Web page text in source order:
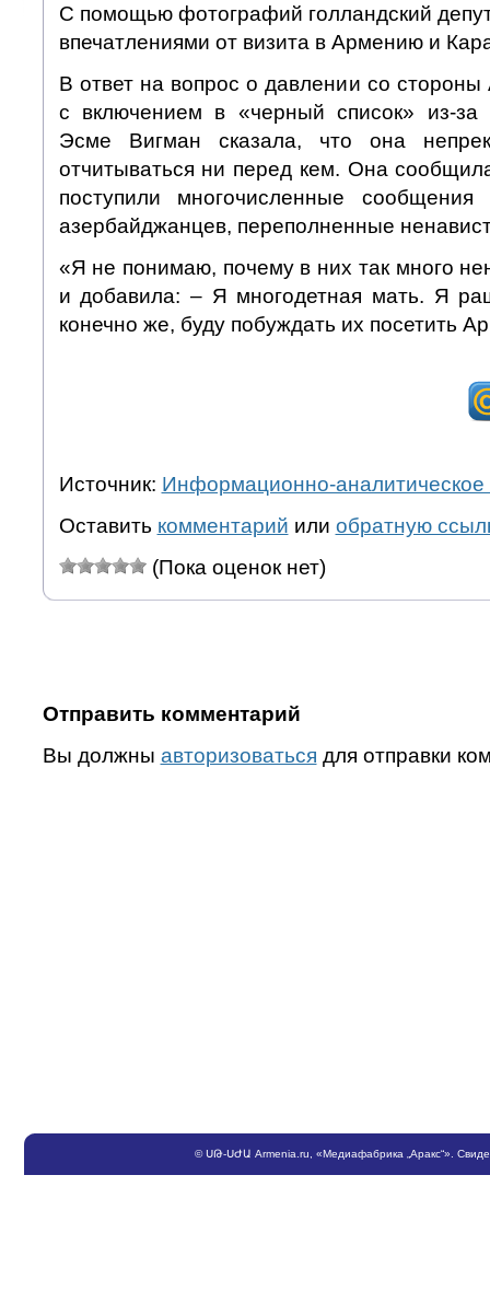
С помощью фотографий голландский
впечатлениями от визита в Армению и
В ответ на вопрос о давлении со
с включением в «черный список» из-за
Эсме Вигман сказала, что она
отчитываться ни перед кем. Она
поступили многочисленные
азербайджанцев, переполненные
«Я не понимаю, почему в них так много
и добавила: – Я многодетная мать. Я
конечно же, буду побуждать их посетить
Источник: Информационно-аналитическое
Оставить комментарий или обратную
(Пока оценок нет)
Отправить комментарий
Вы должны авторизоваться для отправки
©ՍԹ-ՍԺԱ Armenia.ru , «Медиафабрика „Аракс“».